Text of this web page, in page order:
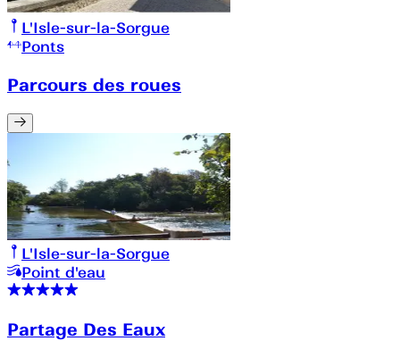
L'Isle-sur-la-Sorgue
Ponts
Parcours des roues
L'Isle-sur-la-Sorgue
Point d'eau
Partage Des Eaux